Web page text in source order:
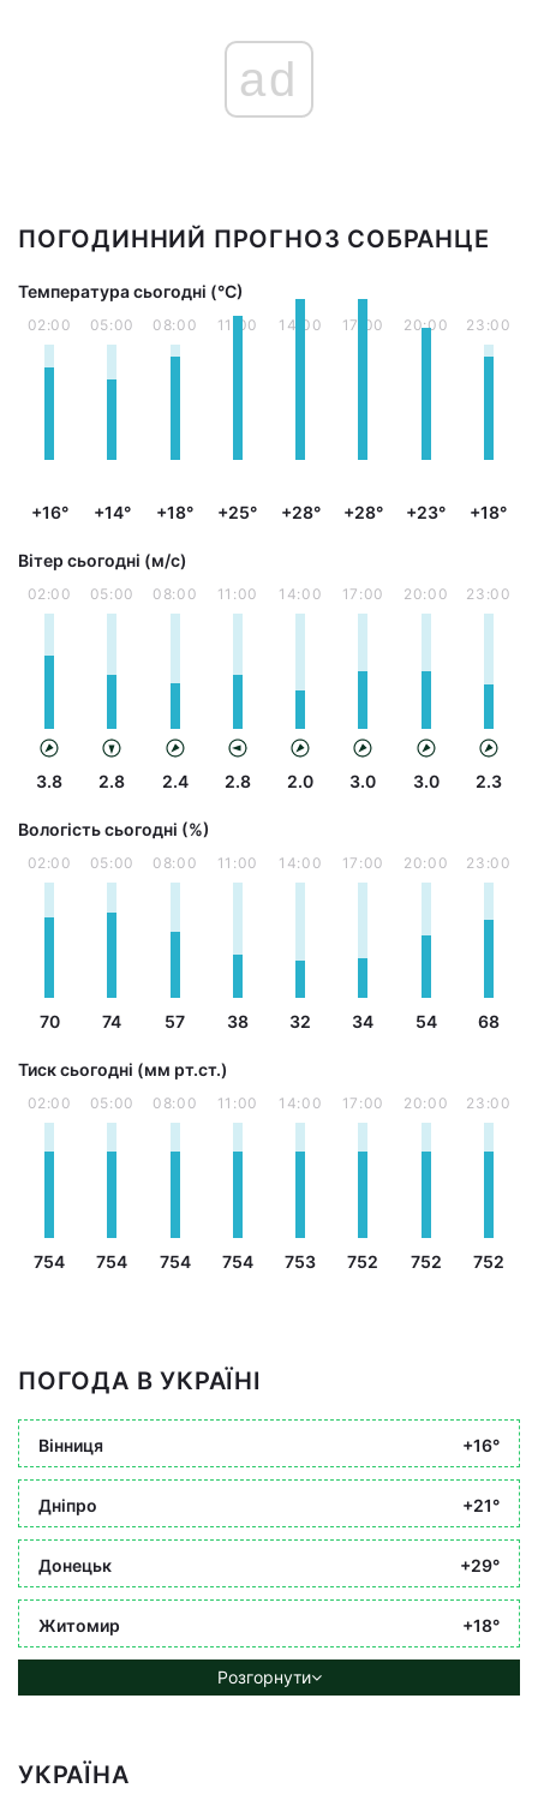
ad
ПОГОДИННИЙ ПРОГНОЗ СОБРАНЦЕ
Температура сьогодні (°С)
02:00
+16°
05:00
+14°
08:00
+18°
11:00
+25°
14:00
+28°
17:00
+28°
20:00
+23°
23:00
+18°
Вітер сьогодні (м/с)
02:00
3.8
05:00
2.8
08:00
2.4
11:00
2.8
14:00
2.0
17:00
3.0
20:00
3.0
23:00
2.3
Вологість сьогодні (%)
02:00
70
05:00
74
08:00
57
11:00
38
14:00
32
17:00
34
20:00
54
23:00
68
Тиск сьогодні (мм рт.ст.)
02:00
754
05:00
754
08:00
754
11:00
754
14:00
753
17:00
752
20:00
752
23:00
752
ПОГОДА В УКРАЇНІ
Вінниця +16°
Дніпро +21°
Донецьк +29°
Житомир +18°
Розгорнути
УКРАЇНА